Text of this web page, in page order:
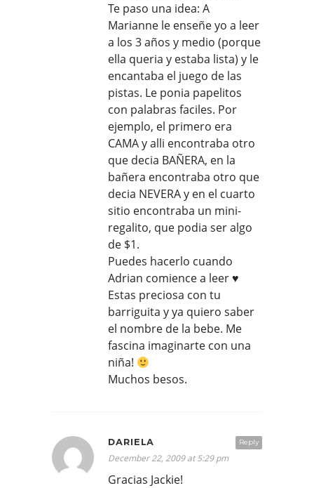
Te paso una idea: A
Marianne le enseñe yo a leer
a los 3 años y medio (porque
ella queria y estaba lista) y le
encantaba el juego de las
pistas. Le ponia papelitos
con palabras faciles. Por
ejemplo, el primero era
CAMA y alli encontraba otro
que decia BAÑERA, en la
bañera encontraba otro que
decia NEVERA y en el cuarto
sitio encontraba un mini-
regalito, que podia ser algo
de $1.
Puedes hacerlo cuando
Adrian comience a leer ♥
Estas preciosa con tu
barriguita y ya quiero saber
el nombre de la bebe. Me
fascina imaginarte con una
niña!
Muchos besos.
Reply
DARIELA
December 22, 2009 at 5:29 pm
Gracias Jackie!